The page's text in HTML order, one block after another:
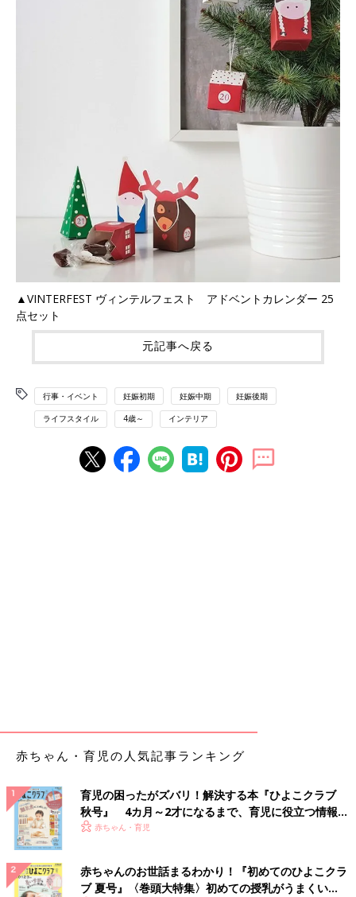
▲VINTERFEST ヴィンテルフェスト アドベントカレンダー 25
点セット
元記事へ戻る
行事・イベント 妊娠初期 妊娠中期 妊娠後期
ライフスタイル 4歳～ インテリア
赤ちゃん・育児の人気記事ランキング
育児の困ったがズバリ！解決する本『ひよこクラブ
秋号』 4カ月～2才になるまで、育児に役立つ情報が
いっぱい！
赤ちゃん・育児
赤ちゃんのお世話まるわかり！『初めてのひよこクラ
ブ 夏号』〈巻頭大特集〉初めての授乳がうまくい